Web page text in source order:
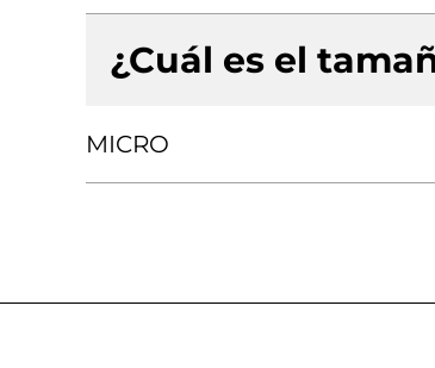
¿Cuál es el
MICRO